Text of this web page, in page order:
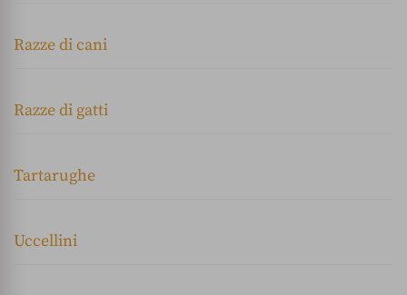
Razze di cani
Razze di gatti
Tartarughe
Uccellini